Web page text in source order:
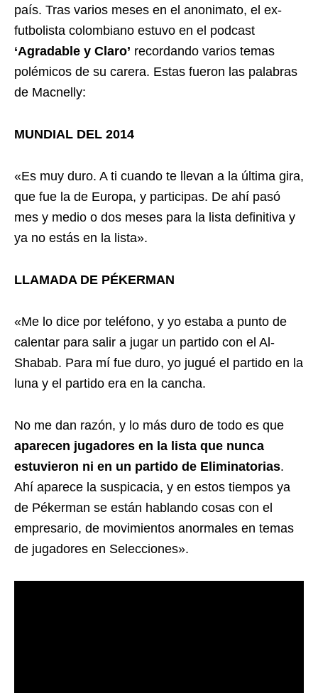
país. Tras varios meses en el anonimato, el ex-
futbolista colombiano estuvo en el podcast
‘Agradable y Claro’ recordando varios temas
polémicos de su carera. Estas fueron las palabras
de Macnelly:
MUNDIAL DEL 2014
«Es muy duro. A ti cuando te llevan a la última gira,
que fue la de Europa, y participas. De ahí pasó
mes y medio o dos meses para la lista definitiva y
ya no estás en la lista».
LLAMADA DE PÉKERMAN
«Me lo dice por teléfono, y yo estaba a punto de
calentar para salir a jugar un partido con el Al-
Shabab. Para mí fue duro, yo jugué el partido en la
luna y el partido era en la cancha.
No me dan razón, y lo más duro de todo es que
aparecen jugadores en la lista que nunca
estuvieron ni en un partido de Eliminatorias.
Ahí aparece la suspicacia, y en estos tiempos ya
de Pékerman se están hablando cosas con el
empresario, de movimientos anormales en temas
de jugadores en Selecciones».